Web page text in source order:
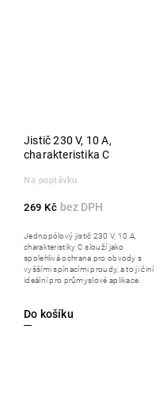
Jistič 230 V, 10 A,
charakteristika C
Na poptávku
269 Kč
Do košíku
Jednopólový jistič 230 V, 10 A,
charakteristiky C slouží jako
spolehlivá ochrana pro obvody s
vyššími spínacími proudy, a to ji činí
ideální pro průmyslové aplikace.